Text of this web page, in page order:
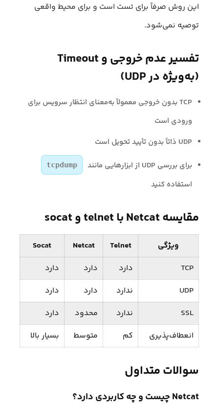
این روش صرفاً برای تست است و برای محیط واقعی
توصیه نمی‌شود.
تفسیر عدم خروجی و Timeout
(به‌ویژه در UDP)
TCP بدون خروجی معمولاً به‌معنای انتظار سرویس برای
ورودی است
UDP ذاتاً بدون تأیید تحویل است
برای بررسی UDP از ابزارهایی مانند tcpdump
استفاده کنید
مقایسه Netcat با telnet و socat
ویژگی Telnet
Netcat
Socat
TCP
دارد دارد
دارد
UDP
ندارد دارد
دارد
SSL
ندارد محدود
دارد
انعطاف‌پذیری
کم متوسط بسیار بالا
سوالات متداول
Netcat چیست و چه کاربردی دارد؟